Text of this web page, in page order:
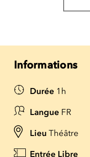
Informations
Durée 1h
Langue FR
Lieu Théâtre
Entrée Libre